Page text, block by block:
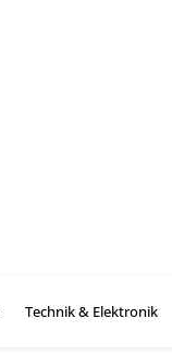
Technik & Elektronik